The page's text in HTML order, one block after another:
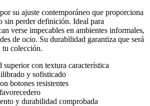
su ajuste contemporáneo que proporciona
sin perder definición. Ideal para
verse impecables en ambientes informales,
de ocio. Su durabilidad garantiza que será
tu colección.
superior con textura característica
y sofisticado
botones resistentes
y durabilidad comprobada